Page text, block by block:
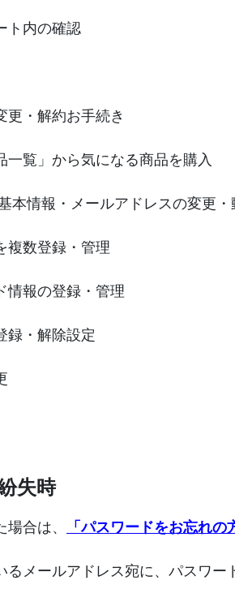
ト内の確認
更・解約お手続き
一覧」から気になる商品を購入
本情報・メールアドレスの変更
複数登録・管理
情報の登録・管理
録・解除設定
失時
合は、 「パスワードをお忘れの
るメールアドレス宛に、パスワー